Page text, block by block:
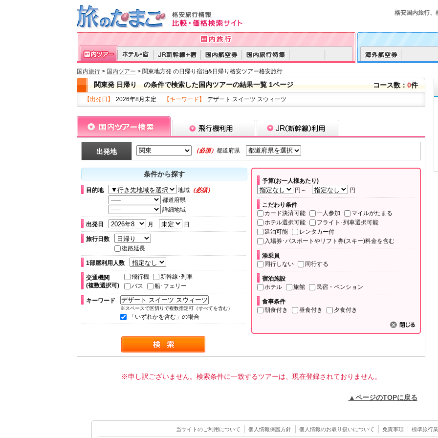
格安国内旅行、
国内旅行 > 国内ツアー > 関東地方発 の日帰り宿泊&日帰り格安ツアー格安旅行
関東発 日帰り の条件で検索した国内ツアーの結果一覧 1ページ コース数：0件
【出発日】 2026年8月未定 【キーワード】 デザート スイーツ スウィーツ
出発地 （必須）都道府県
条件から探す
目的地 地域 （必須）
都道府県
詳細地域
出発日 月 日
旅行日数
復路延長
1部屋利用人数
交通機関
(複数選択可)
飛行機
新幹線･列車
バス
船･フェリー
キーワード
※スペースで区切りで複数指定可（すべてを含む）
「いずれかを含む」の場合
予算(お一人様あたり)
円～
円
こだわり条件
カード決済可能
一人参加
マイルがたまる
ホテル選択可能
フライト･列車選択可能
延泊可能
レンタカー付
入場券･パスポートやリフト券(スキー)料金を含む
添乗員
同行しない
同行する
宿泊施設
ホテル
旅館 民宿・ペンション
食事条件
朝食付き
昼食付き 夕食付き
※申し訳ございません。検索条件に一致するツアーは、現在登録されておりません。
▲ページのTOPに戻る
当サイトのご利用について 個人情報保護方針 個人情報のお取り扱いについて 免責事項 標準旅行